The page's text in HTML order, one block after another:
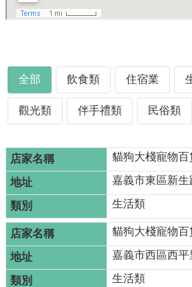
福
嘉
義
再
發
網
頁
導
覽
回
首
頁
全部 飲食類 住宿業
觀光類 伴手禮類 民俗類
貓狗大棧寵物
嘉義市東區新生
生活類
貓狗大棧寵物
嘉義市西區西
生活類